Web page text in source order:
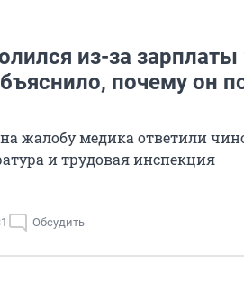
из-за зарплаты
почему он
жалобу медика ответили
и трудовая инспекция
Обсудить